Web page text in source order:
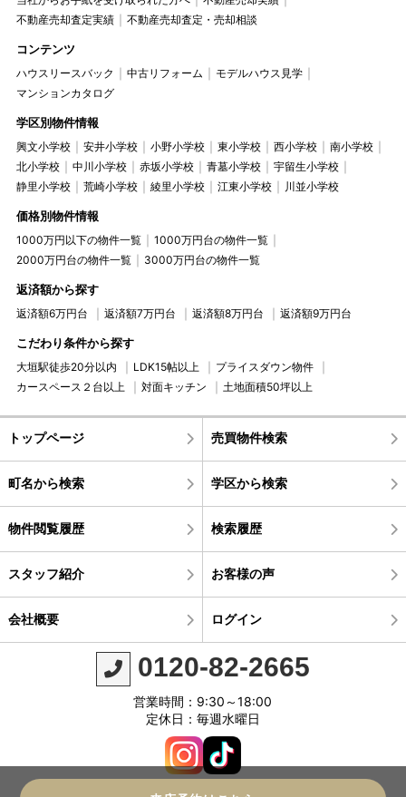
不動産売却査定実績
不動産売却査定・売却相談
コンテンツ
ハウスリースバック 中古リフォーム
モデルハウス見学
マンションカタログ
学区別物件情報
興文小学校 安井小学校 小野小学校 東小学校 西小学校
南小学校
北小学校
中川小学校 赤坂小学校 青墓小学校
宇留生小学校
静里小学校
荒崎小学校 綾里小学校 江東小学校 川並小学校
価格別物件情報
1000万円以下の物件一覧
1000万円台の物件一覧
2000万円台の物件一覧
3000万円台の物件一覧
返済額から探す
返済額6万円台 返済額7万円台 返済額8万円台 返済額9万円台
こだわり条件から探す
大垣駅徒歩20分以内 LDK15帖以上
プライスダウン物件
カースペース２台以上
対面キッチン 土地面積50坪以上
トップページ 売買物件検索
町名から検索 学区から検索
物件閲覧履歴 検索履歴
スタッフ紹介 お客様の声
会社概要 ログイン
0120-82-2665
営業時間：9:30～18:00
定休日：毎週水曜日